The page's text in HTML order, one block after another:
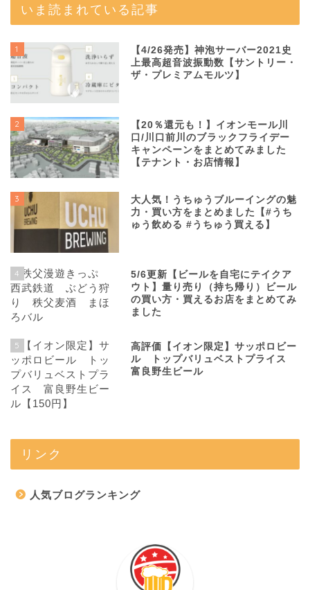
いま読まれている記事
1
【4/26発売】神泡サーバー2021史
上最高超音波振動数【サントリー・
ザ・プレミアムモルツ】
2
【20％還元も！】イオンモール川
口/川口前川のブラックフライデー
キャンペーンをまとめてみました
【テナント・お店情報】
3
大人気！うちゅうブルーイングの魅
力・買い方をまとめました【#うち
ゅう飲める #うちゅう買える】
4
5/6更新【ビールを自宅にテイクア
ウト】量り売り（持ち帰り）ビール
の買い方・買えるお店をまとめてみ
ました
5
高評価【イオン限定】サッポロビー
ル トップバリュベストプライス
富良野生ビール
リンク
人気ブログランキング